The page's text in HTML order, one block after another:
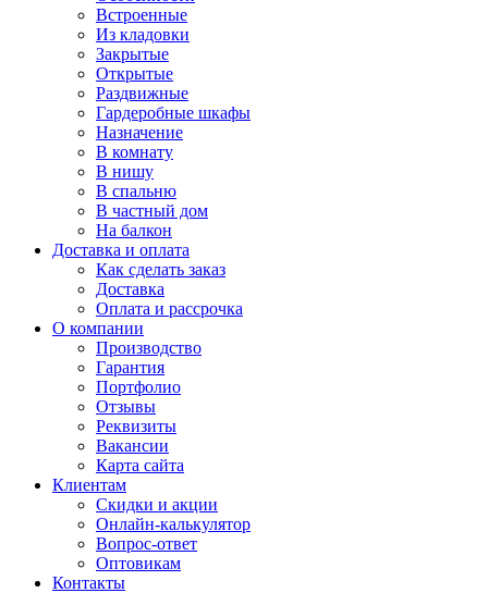
Встроенные
Из кладовки
Закрытые
Открытые
Раздвижные
Гардеробные шкафы
Назначение
В комнату
В нишу
В спальню
В частный дом
На балкон
Доставка и оплата
Как сделать заказ
Доставка
Оплата и рассрочка
О компании
Производство
Гарантия
Портфолио
Отзывы
Реквизиты
Вакансии
Карта сайта
Клиентам
Скидки и акции
Онлайн-калькулятор
Вопрос-ответ
Оптовикам
Контакты